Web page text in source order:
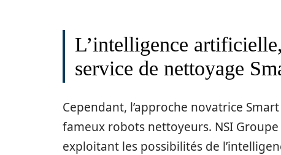
L’intelligence
service de nettoyage
Cependant, l’approche novatrice
fameux robots nettoyeurs. NSI
exploitant les possibilités de